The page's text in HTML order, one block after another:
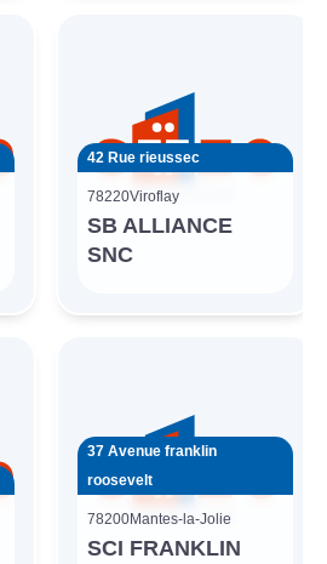
42 Rue rieussec
78220Viroflay
SB ALLIANCE
SNC
37 Avenue franklin
roosevelt
78200Mantes-la-Jolie
SCI FRANKLIN